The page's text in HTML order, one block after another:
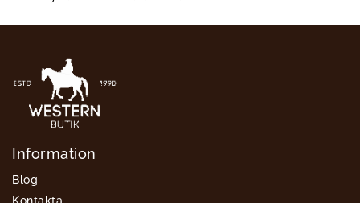
Information
Blog